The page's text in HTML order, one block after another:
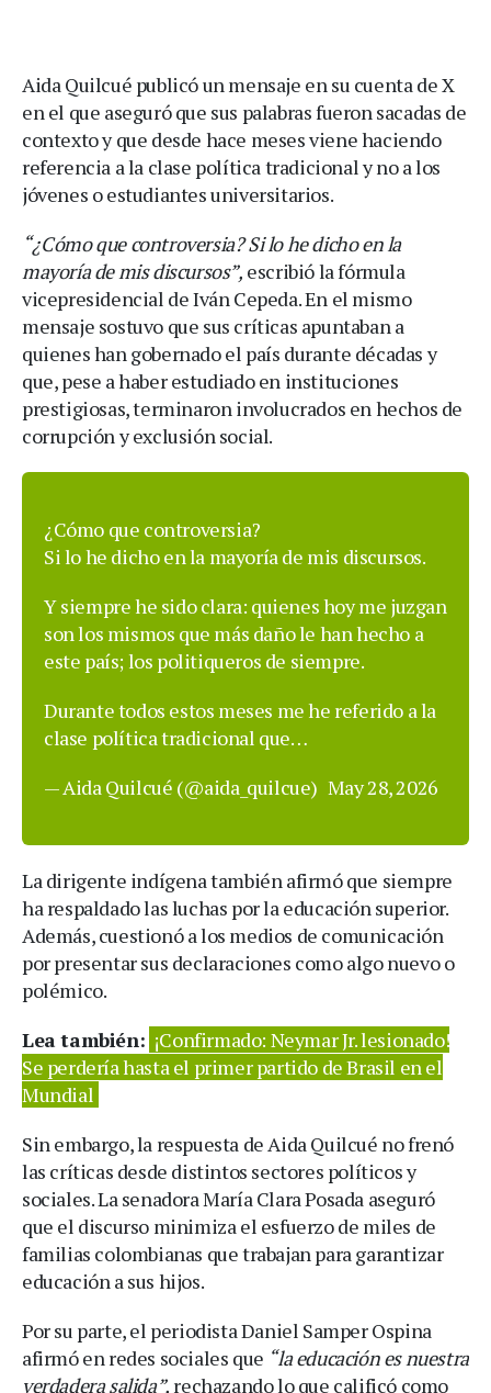
Aida Quilcué publicó un mensaje en su cuenta de X
en el que aseguró que sus palabras fueron sacadas de
contexto y que desde hace meses viene haciendo
referencia a la clase política tradicional y no a los
jóvenes o estudiantes universitarios.
“¿Cómo que controversia? Si lo he dicho en la
mayoría de mis discursos”, escribió la fórmula
vicepresidencial de Iván Cepeda. En el mismo
mensaje sostuvo que sus críticas apuntaban a
quienes han gobernado el país durante décadas y
que, pese a haber estudiado en instituciones
prestigiosas, terminaron involucrados en hechos de
corrupción y exclusión social.
¿Cómo que controversia?
Si lo he dicho en la mayoría de mis discursos.
Y siempre he sido clara: quienes hoy me juzgan
son los mismos que más daño le han hecho a
este país; los politiqueros de siempre.
Durante todos estos meses me he referido a la
clase política tradicional que…
— Aida Quilcué (@aida_quilcue) May 28, 2026
La dirigente indígena también afirmó que siempre
ha respaldado las luchas por la educación superior.
Además, cuestionó a los medios de comunicación
por presentar sus declaraciones como algo nuevo o
polémico.
Lea también: ¡Confirmado: Neymar Jr. lesionado!
Se perdería hasta el primer partido de Brasil en el
Mundial
Sin embargo, la respuesta de Aida Quilcué no frenó
las críticas desde distintos sectores políticos y
sociales. La senadora María Clara Posada aseguró
que el discurso minimiza el esfuerzo de miles de
familias colombianas que trabajan para garantizar
educación a sus hijos.
Por su parte, el periodista Daniel Samper Ospina
afirmó en redes sociales que “la educación es nuestra
verdadera salida”, rechazando lo que calificó como